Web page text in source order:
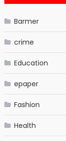
Barmer
crime
Education
epaper
Fashion
Health